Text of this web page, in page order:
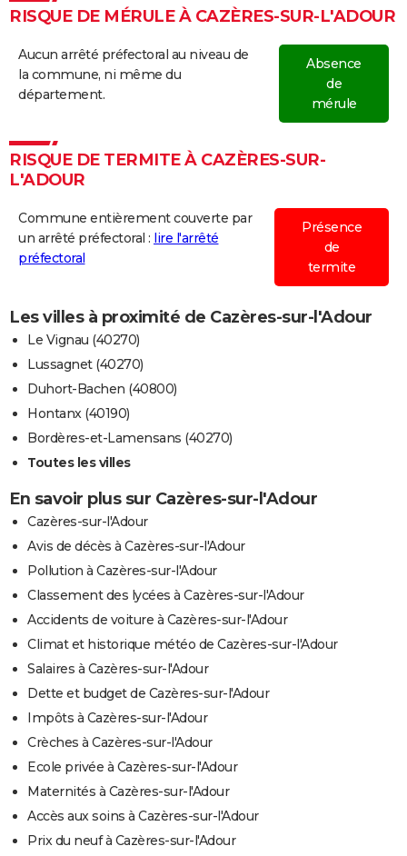
RISQUE DE MÉRULE À CAZÈRES-SUR-L'ADOUR
Aucun arrêté préfectoral au niveau de
la commune, ni même du
département.
Absence
de
mérule
RISQUE DE TERMITE À CAZÈRES-SUR-
L'ADOUR
Commune entièrement couverte par
un arrêté préfectoral : lire l'arrêté
préfectoral
Présence
de
termite
Les villes à proximité de Cazères-sur-l'Adour
Le Vignau (40270)
Lussagnet (40270)
Duhort-Bachen (40800)
Hontanx (40190)
Bordères-et-Lamensans (40270)
Toutes les villes
En savoir plus sur Cazères-sur-l'Adour
Cazères-sur-l'Adour
Avis de décès à Cazères-sur-l'Adour
Pollution à Cazères-sur-l'Adour
Classement des lycées à Cazères-sur-l'Adour
Accidents de voiture à Cazères-sur-l'Adour
Climat et historique météo de Cazères-sur-l'Adour
Salaires à Cazères-sur-l'Adour
Dette et budget de Cazères-sur-l'Adour
Impôts à Cazères-sur-l'Adour
Crèches à Cazères-sur-l'Adour
Ecole privée à Cazères-sur-l'Adour
Maternités à Cazères-sur-l'Adour
Accès aux soins à Cazères-sur-l'Adour
Prix du neuf à Cazères-sur-l'Adour